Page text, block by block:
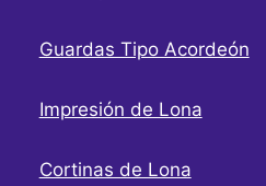
Guardas Tipo Acordeón
Impresión de Lona
Cortinas de Lona